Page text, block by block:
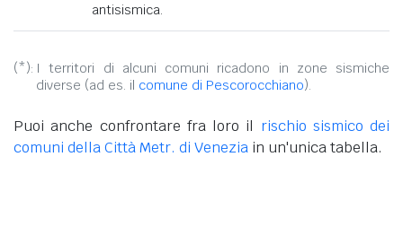
antisismica.
(*): I territori di alcuni comuni ricadono in zone sismiche
diverse (ad es. il comune di Pescorocchiano).
Puoi anche confrontare fra loro il rischio sismico dei
comuni della Città Metr. di Venezia in un'unica tabella.